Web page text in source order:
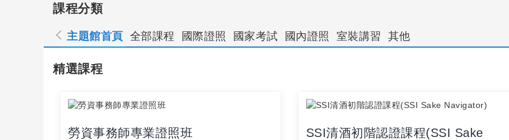
課程分類
主題館首頁 全部課程 國際證照 國家考試 國內證照 室裝講習 其他
精選課程
勞資事務師專業證照班
SSI清酒初階認證課程(SSI Sake